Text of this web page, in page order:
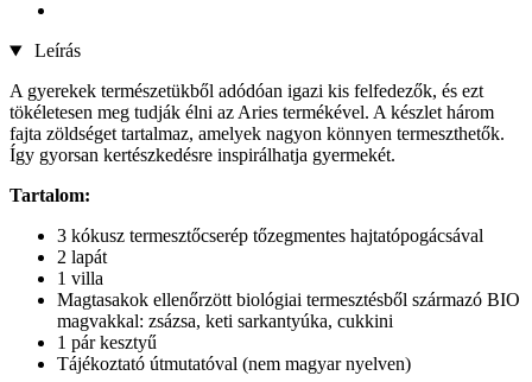
Leírás
A gyerekek természetükből adódóan igazi kis felfedezők, és ezt
tökéletesen meg tudják élni az Aries termékével. A készlet három
fajta zöldséget tartalmaz, amelyek nagyon könnyen termeszthetők.
Így gyorsan kertészkedésre inspirálhatja gyermekét.
Tartalom:
3 kókusz termesztőcserép tőzegmentes hajtatópogácsával
2 lapát
1 villa
Magtasakok ellenőrzött biológiai termesztésből származó BIO
magvakkal: zsázsa, keti sarkantyúka, cukkini
1 pár kesztyű
Tájékoztató útmutatóval (nem magyar nyelven)